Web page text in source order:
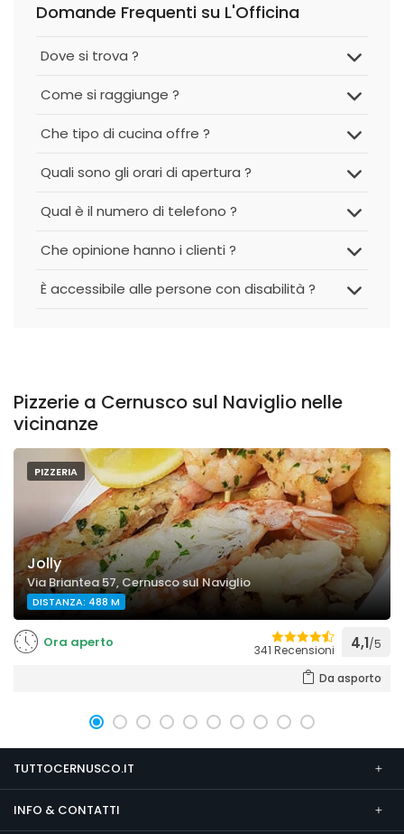
Domande Frequenti su L'Officina
Dove si trova ?
Come si raggiunge ?
Che tipo di cucina offre ?
Quali sono gli orari di apertura ?
Qual è il numero di telefono ?
Che opinione hanno i clienti ?
È accessibile alle persone con disabilità ?
Pizzerie a Cernusco sul Naviglio nelle
vicinanze
PIZZERIA
Jolly
Via Briantea 57, Cernusco sul Naviglio
DISTANZA: 488 M
Ora aperto 341 Recensioni 4,1/5
Da asporto
TUTTOCERNUSCO.IT
INFO & CONTATTI